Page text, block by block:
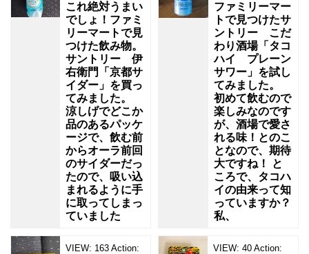
これ絶対うまい
でしょ！ファミ
リーマートで見
つけた飲み物。
サントリー 伊
右衛門「京都サ
イダー」を買っ
てみました。
涼しげでどこか
品のあるパッケ
ージで、飲む前
からオーラ前回
のサイダーだっ
たので、吸い込
まれるように手
に取ってしまっ
ていました
ファミリーマー
トで見つけたサ
ントリー こだ
わり酒場「タコ
ハイ プレーン
サワー」を試し
てみました。
初めて飲むので
楽しみなのです
が、酒場で愛さ
れる味！とのこ
となので、期待
大ですね！ と
ころで、タコハ
イの由来って知
っていますか？
私、
VIEW: 163 Action:
VIEW: 40 Action: